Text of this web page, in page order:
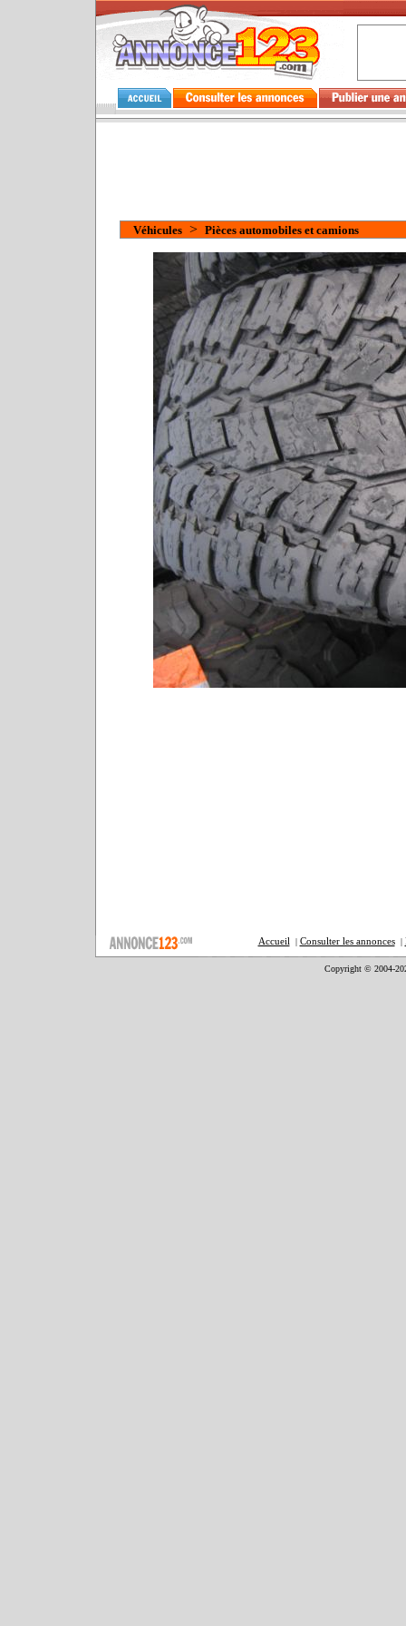
Véhicules> Pièces automobiles et camions
Accueil | Consulter les annonces|
Copyright © 2004-